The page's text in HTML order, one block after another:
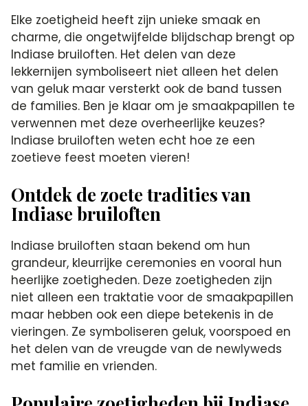
Elke zoetigheid heeft zijn unieke smaak en
charme, die ongetwijfelde blijdschap brengt op
Indiase bruiloften. Het delen van deze
lekkernijen symboliseert niet alleen het delen
van geluk maar versterkt ook de band tussen
de families. Ben je klaar om je smaakpapillen te
verwennen met deze overheerlijke keuzes?
Indiase bruiloften weten echt hoe ze een
zoetieve feest moeten vieren!
Ontdek de zoete tradities van
Indiase bruiloften
Indiase bruiloften staan bekend om hun
grandeur, kleurrijke ceremonies en vooral hun
heerlijke zoetigheden. Deze zoetigheden zijn
niet alleen een traktatie voor de smaakpapillen
maar hebben ook een diepe betekenis in de
vieringen. Ze symboliseren geluk, voorspoed en
het delen van de vreugde van de newlyweds
met familie en vrienden.